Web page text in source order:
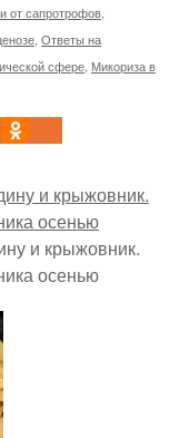
от сапротрофов
Ответы на
сфере Микориза в
и крыжовник.
осенью